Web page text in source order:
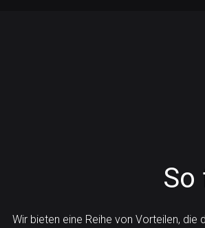
Wir bieten eine Reihe von Vorteilen,